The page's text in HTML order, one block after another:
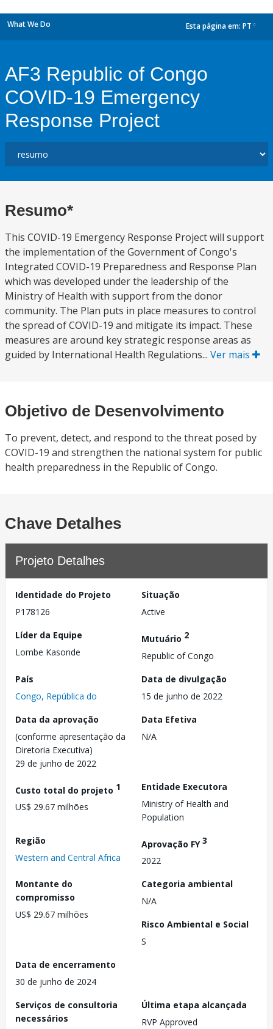
What We Do Esta página em: PT
AF3 Republic of Congo
COVID-19 Emergency
Response Project
Resumo*
This COVID-19 Emergency Response Project will support
the implementation of the Government of Congo's
Integrated COVID-19 Preparedness and Response Plan
which was developed under the leadership of the
Ministry of Health with support from the donor
community. The Plan puts in place measures to control
the spread of COVID-19 and mitigate its impact. These
measures are around key strategic response areas as
guided by International Health Regulations... Ver mais
Objetivo de Desenvolvimento
To prevent, detect, and respond to the threat posed by
COVID-19 and strengthen the national system for public
health preparedness in the Republic of Congo.
Chave Detalhes
Projeto Detalhes
Identidade do Projeto
P178126
Situação
Active
Líder da Equipe
Lombe Kasonde
Mutuário 2
Republic of Congo
País
Congo, República do
Data de divulgação
15 de junho de 2022
Data da aprovação
(conforme apresentação da
Diretoria Executiva)
29 de junho de 2022
Data Efetiva
N/A
Custo total do projeto 1
US$ 29.67 milhões
Entidade Executora
Ministry of Health and
Population
Região
Western and Central Africa
Aprovação FY3
2022
Montante do
compromisso
US$ 29.67 milhões
Categoria ambiental
N/A
Risco Ambiental e Social
S
Data de encerramento
30 de junho de 2024
Serviços de consultoria
necessários
Última etapa alcançada
RVP Approved